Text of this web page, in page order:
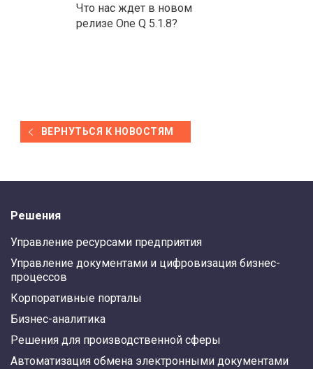
Что нас ждет в новом
релизе One Q 5.1.8?
ВЕРНУТЬСЯ К НОВОСТЯМ
Решения
Управление ресурсами предприятия
Управление документами и цифровизация бизнес-
процессов
Корпоративные порталы
Бизнес-аналитика
Решения для производственной сферы
Автоматизация обмена электронными документами